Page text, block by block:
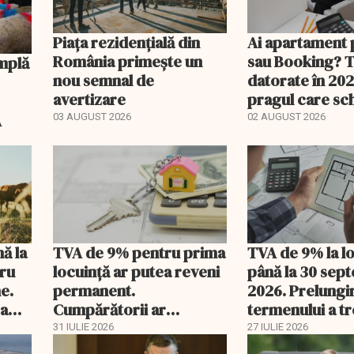
Piața rezidențială din
România primește un
nou semnal de
avertizare
03 AUGUST 2026
Ai apartament
sau Booking?
datorate în
pragul care
regimul fiscal
02 AUGUST 2026
la
TVA de 9% pentru prima
locuință ar putea reveni
permanent.
Cumpărătorii ar
economisi zeci de mii de
31 IULIE 2026
TVA de 9% la
până la 30
2026.
termenului a
comisia din
27 IULIE 2026